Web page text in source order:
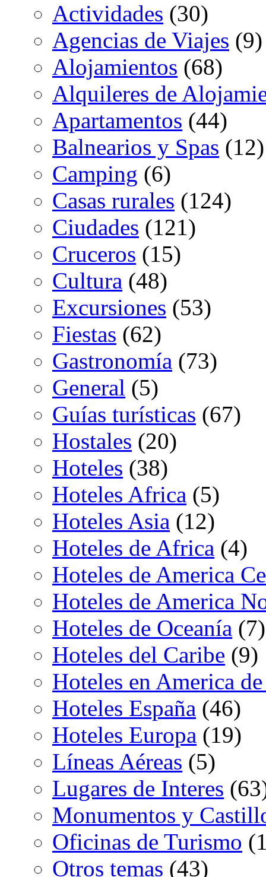
Actividades (30)
Agencias de Viajes (9)
Alojamientos (68)
Alquileres de
Apartamentos (44)
Balnearios y Spas (12)
Camping (6)
Casas rurales (124)
Ciudades (121)
Cruceros (15)
Cultura (48)
Excursiones (53)
Fiestas (62)
Gastronomía (73)
General (5)
Guías turísticas (67)
Hostales (20)
Hoteles (38)
Hoteles Africa (5)
Hoteles Asia (12)
Hoteles de Africa (4)
Hoteles de America
Hoteles de America
Hoteles de Oceanía (7)
Hoteles del Caribe (9)
Hoteles en America
Hoteles España (46)
Hoteles Europa (19)
Líneas Aéreas (5)
Lugares de Interes
Monumentos y
Oficinas de Turismo
Otros temas (43)